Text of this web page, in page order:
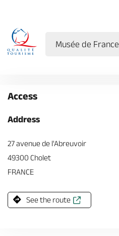
Musée de France
Access
Address
27 avenue de l'Abreuvoir
49300 Cholet
FRANCE
See the route